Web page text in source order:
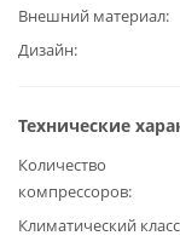
Внешний материал
Дизайн
Технические
Количество
компрессоров
Климатический класс